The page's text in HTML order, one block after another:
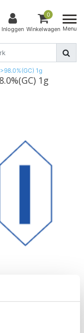
Inloggen
0
Winkelwagen Menu
1g
1g